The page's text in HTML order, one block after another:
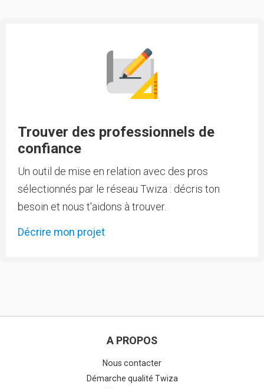
Trouver des professionnels de
confiance
Un outil de mise en relation avec des pros
sélectionnés par le réseau Twiza : décris ton
besoin et nous t'aidons à trouver.
Décrire mon projet
A PROPOS
Nous contacter
Démarche qualité Twiza